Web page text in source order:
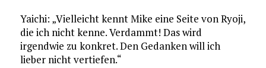
Yaichi: „Vielleicht kennt Mike eine Seite von Ryoji,
die ich nicht kenne. Verdammt! Das wird
irgendwie zu konkret. Den Gedanken will ich
lieber nicht vertiefen.“